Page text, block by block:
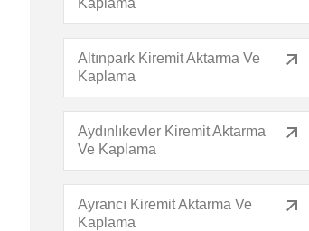
Kaplama
Altınpark Kiremit Aktarma Ve
Kaplama
Aydınlıkevler Kiremit Aktarma
Ve Kaplama
Ayrancı Kiremit Aktarma Ve
Kaplama